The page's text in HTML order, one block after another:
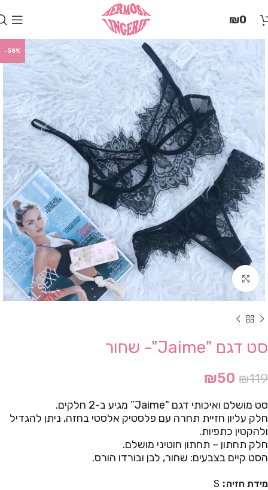
זֶה
"המרכז
הישראלי
לְהַנְגָּשָׁת
אָתָרִים".
הַמְּסַיַּעַת
לִנְגִישׁוּת
הָאֲתָר.
לִפְתִיחַת
תַּפְרִיט
הֵנְּגִישׁוּת
לְחַץ
ALT+0
₪0
-58%
Click to enlarge
סט דגם "Jaime"- שחור
₪119
₪50
סט מושלם ואיכותי דגם "Jaime” מגיע ב-2 חלקים.
חלק עליון חזיית תחרה עם פלסטיק אלסטי בחזה, ניתן להגדיל
ולהקטין כתפיות.
חלק תחתון – תחתון חוטיני מושלם.
הסט קיים בצבעים: שחור, לבן ובורדו הורס.
מידת חזיה
S